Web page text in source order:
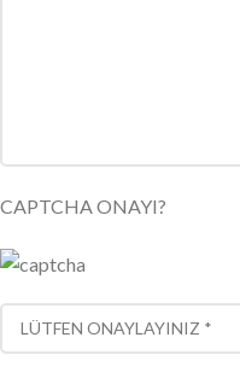
CAPTCHA ONAYI?